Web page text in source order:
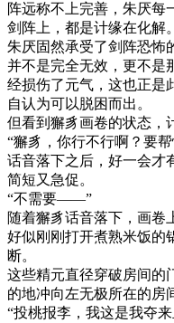
阵远称不上完善，朱厌每
剑阵上，都是计缘在化解。
朱厌固然承受了剑阵恐怖
并不是完全无效，更不是
经损伤了元气，这也正是
自认为可以脱困而出。
但看到獬豸画卷的状态，
“獬豸，你行不行啊？要
话音落下之后，好一会才
简短又急促。
“不需要——”
随着獬豸话音落下，画卷
好似刚刚打开煮熟米饭的
断。
这些精元直径穿破房间的
的地冲向左无极所在的房
“投桃报李，我这是我夺